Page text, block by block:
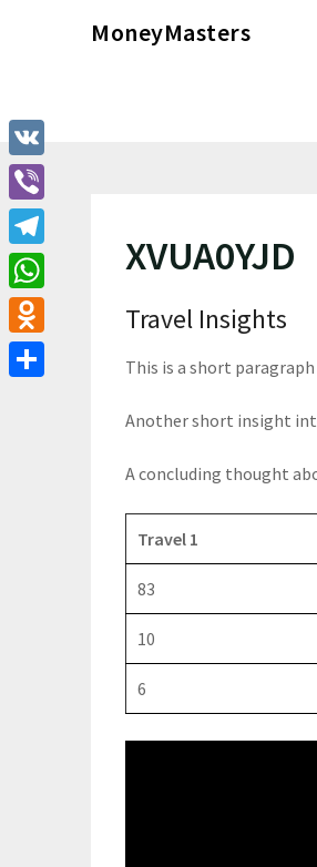
MoneyMasters
XVUA0YJD
Travel Insights
This is a short
Another short insight
A concluding thought
Travel 1
83
10
6
VK
Viber
Telegram
WhatsApp
Odnoklassniki